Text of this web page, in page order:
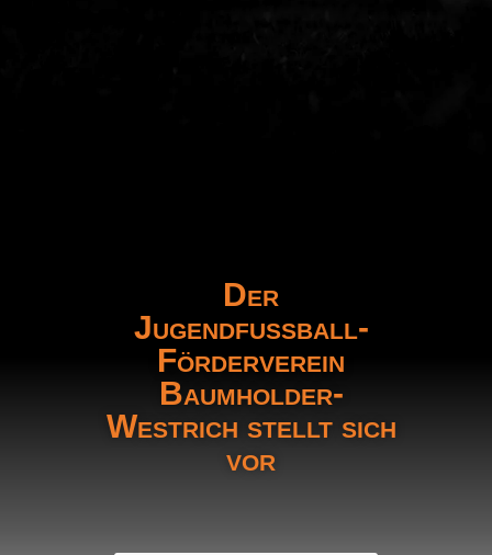
Der
Jugendfussball-
Förderverein
Baumholder-
Westrich stellt sich
vor